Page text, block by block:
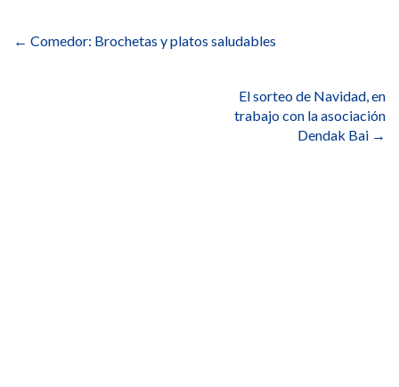
de
← Comedor: Brochetas y platos saludables
El sorteo de Navidad, en
trabajo con la asociación
Dendak Bai →